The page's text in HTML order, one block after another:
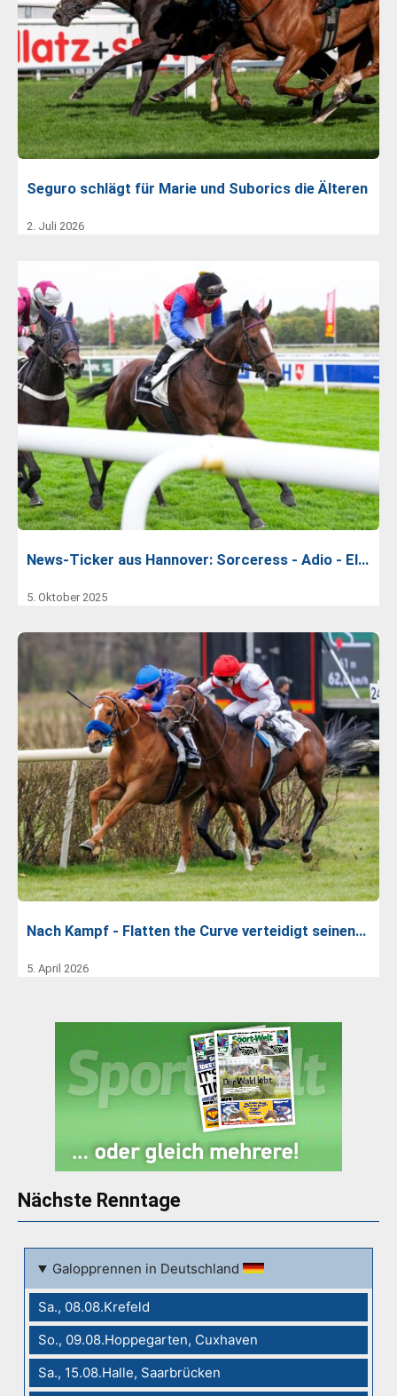
Seguro schlägt für Marie und Suborics die Älteren
2. Juli 2026
News-Ticker aus Hannover: Sorceress - Adio - El…
5. Oktober 2025
Nach Kampf - Flatten the Curve verteidigt seinen…
5. April 2026
Nächste Renntage
Galopprennen in Deutschland
Sa., 08.08.Krefeld
So., 09.08.Hoppegarten, Cuxhaven
Sa., 15.08.Halle, Saarbrücken